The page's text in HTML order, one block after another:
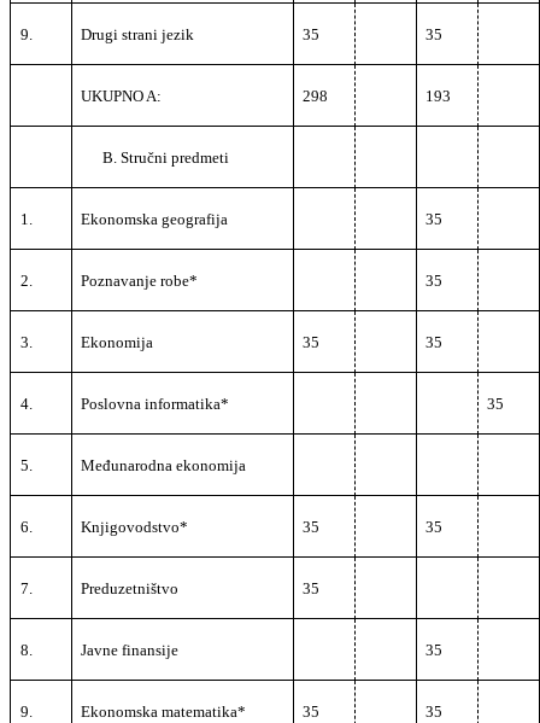
9. Drugi strani jezik 35 35
UKUPNO A: 298 193
B. Stručni predmeti
1. Ekonomska geografija 35
2. Poznavanje robe* 35
3. Ekonomija 35 35
4. Poslovna informatika* 35
5. Međunarodna ekonomija
6. Knjigovodstvo* 35 35
7. Preduzetništvo 35
8. Javne finansije 35
9. Ekonomska matematika* 35 35